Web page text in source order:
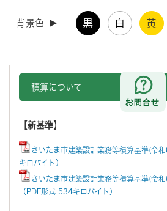
背景色 黒 白 黄
お問合
「さいたま市工事監理業務委託共通仕様
和8年4月1日適用）
積算について
【新基準】
さいたま市建築設計業務等積算基準(令
キロバイト）
さいたま市建築設計業務等積算基準(令
（PDF形式 534キロバイト）